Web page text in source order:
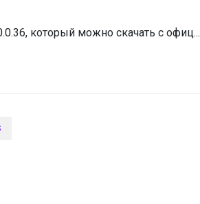
который можно скачать с офиц...